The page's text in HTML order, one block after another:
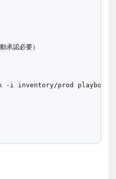
承認必要）
-i inventory/prod